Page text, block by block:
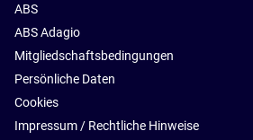
ABS
ABS Adagio
Mitgliedschaftsbedingungen
Persönliche Daten
Cookies
Impressum / Rechtliche Hinweise